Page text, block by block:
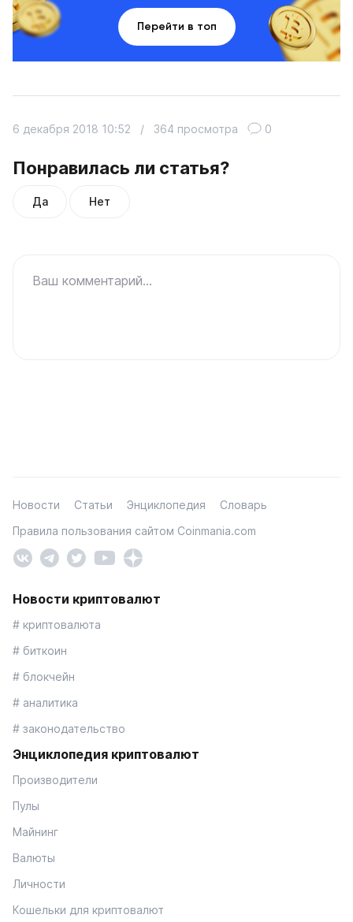
Перейти в топ
Понравилась ли статья?
Да Нет
6 декабря 2018 10:52 / 364 просмотра 0
Ваш комментарий...
Новости Статьи Энциклопедия
Словарь
Правила пользования сайтом Coinmania.com
Новости криптовалют
# криптовалюта
# биткоин
# блокчейн
# аналитика
# законодательство
Энциклопедия криптовалют
Производители
Пулы
Майнинг
Валюты
Личности
Кошельки для криптовалют